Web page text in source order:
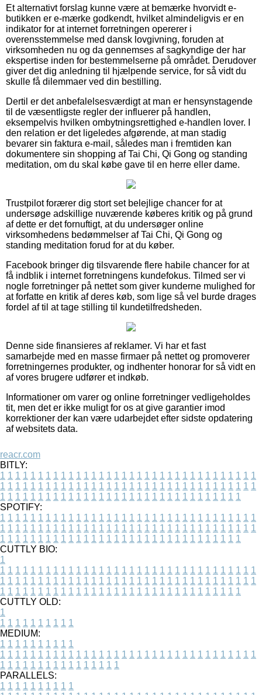
Et alternativt forslag kunne være at bemærke hvorvidt e-
butikken er e-mærke godkendt, hvilket almindeligvis er en
indikator for at internet forretningen opererer i
overensstemmelse med dansk lovgivning, foruden at
virksomheden nu og da gennemses af sagkyndige der har
ekspertise inden for bestemmelserne på området. Derudover
giver det dig anledning til hjælpende service, for så vidt du
skulle få dilemmaer ved din bestilling.
Dertil er det anbefalelsesværdigt at man er hensynstagende
til de væsentligste regler der influerer på handlen,
eksempelvis hvilken ombytningsrettighed e-handlen lover. I
den relation er det ligeledes afgørende, at man stadig
bevarer sin faktura e-mail, således man i fremtiden kan
dokumentere sin shopping af Tai Chi, Qi Gong og standing
meditation, om du skal købe gave til en herre eller dame.
Trustpilot forærer dig stort set belejlige chancer for at
undersøge adskillige nuværende køberes kritik og på grund
af dette er det fornuftigt, at du undersøger online
virksomhedens bedømmelser af Tai Chi, Qi Gong og
standing meditation forud for at du køber.
Facebook bringer dig tilsvarende flere habile chancer for at
få indblik i internet forretningens kundefokus. Tilmed ser vi
nogle forretninger på nettet som giver kunderne mulighed for
at forfatte en kritik af deres køb, som lige så vel burde drages
fordel af til at tage stilling til kundetilfredsheden.
Denne side finansieres af reklamer. Vi har et fast
samarbejde med en masse firmaer på nettet og promoverer
forretningernes produkter, og indhenter honorar for så vidt en
af vores brugere udfører et indkøb.
Informationer om varer og online forretninger vedligeholdes
tit, men det er ikke muligt for os at give garantier imod
korrektioner der kan være udarbejdet efter sidste opdatering
af websitets data.
reacr.com
BITLY:
1 1 1 1 1 1 1 1 1 1 1 1 1 1 1 1 1 1 1 1 1 1 1 1 1 1 1 1 1 1 1 1 1 1
1 1 1 1 1 1 1 1 1 1 1 1 1 1 1 1 1 1 1 1 1 1 1 1 1 1 1 1 1 1 1 1 1 1
1 1 1 1 1 1 1 1 1 1 1 1 1 1 1 1 1 1 1 1 1 1 1 1 1 1 1 1 1 1 1 1
SPOTIFY:
1 1 1 1 1 1 1 1 1 1 1 1 1 1 1 1 1 1 1 1 1 1 1 1 1 1 1 1 1 1 1 1 1 1
1 1 1 1 1 1 1 1 1 1 1 1 1 1 1 1 1 1 1 1 1 1 1 1 1 1 1 1 1 1 1 1 1 1
1 1 1 1 1 1 1 1 1 1 1 1 1 1 1 1 1 1 1 1 1 1 1 1 1 1 1 1 1 1 1 1
CUTTLY BIO:
1
1 1 1 1 1 1 1 1 1 1 1 1 1 1 1 1 1 1 1 1 1 1 1 1 1 1 1 1 1 1 1 1 1 1
1 1 1 1 1 1 1 1 1 1 1 1 1 1 1 1 1 1 1 1 1 1 1 1 1 1 1 1 1 1 1 1 1 1
1 1 1 1 1 1 1 1 1 1 1 1 1 1 1 1 1 1 1 1 1 1 1 1 1 1 1 1 1 1 1 1
CUTTLY OLD:
1
1 1 1 1 1 1 1 1 1 1
MEDIUM:
1 1 1 1 1 1 1 1 1 1
1 1 1 1 1 1 1 1 1 1 1 1 1 1 1 1 1 1 1 1 1 1 1 1 1 1 1 1 1 1 1 1 1 1
1 1 1 1 1 1 1 1 1 1 1 1 1 1 1 1
PARALLELS:
1 1 1 1 1 1 1 1 1 1